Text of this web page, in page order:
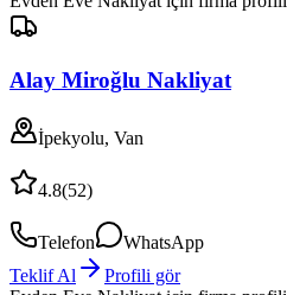
Alay Miroğlu Nakliyat
İpekyolu, Van
4.8(52)
Telefon
WhatsApp
Teklif Al
Profili gör